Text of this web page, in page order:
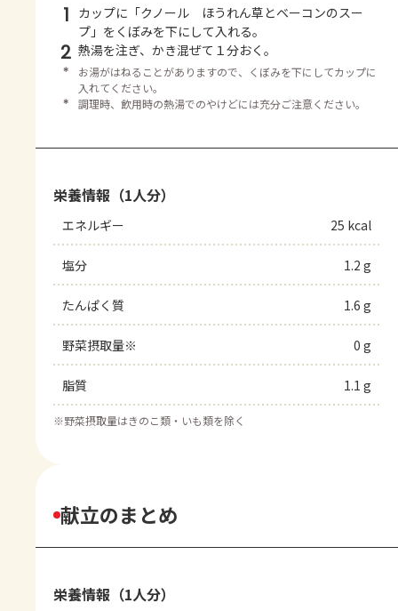
1 カップに「クノール ほうれん草とベーコンのスー
プ」をくぼみを下にして入れる。
2 熱湯を注ぎ、かき混ぜて１分おく。
＊
お湯がはねることがありますので、くぼみを下にしてカップに
入れてください。
＊
調理時、飲用時の熱湯でのやけどには充分ご注意ください。
栄養情報（1人分）
エネルギー 25 kcal
塩分 1.2 g
たんぱく質 1.6 g
野菜摂取量※ 0 g
脂質 1.1 g
※野菜摂取量はきのこ類・いも類を除く
献立のまとめ
栄養情報（1人分）